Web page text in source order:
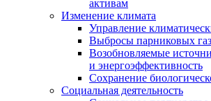
активам
Изменение климата
Управление
Выбросы парниковых
Возобновляемые
и энергоэффективность
Сохранение
Социальная деятельность